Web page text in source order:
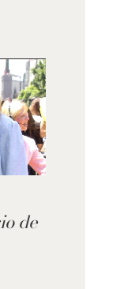
de